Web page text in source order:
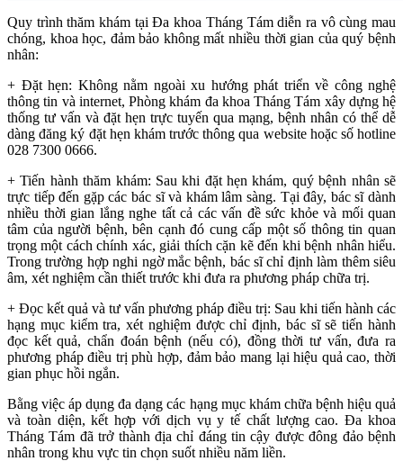
Quy trình thăm khám tại Đa khoa Tháng Tám diễn ra vô cùng mau
chóng, khoa học, đảm bảo không mất nhiều thời gian của quý bệnh
nhân:
+ Đặt hẹn: Không nằm ngoài xu hướng phát triển về công nghệ
thông tin và internet, Phòng khám đa khoa Tháng Tám xây dựng hệ
thống tư vấn và đặt hẹn trực tuyến qua mạng, bệnh nhân có thể dễ
dàng đăng ký đặt hẹn khám trước thông qua website hoặc số hotline
028 7300 0666.
+ Tiến hành thăm khám: Sau khi đặt hẹn khám, quý bệnh nhân sẽ
trực tiếp đến gặp các bác sĩ và khám lâm sàng. Tại đây, bác sĩ dành
nhiều thời gian lắng nghe tất cả các vấn đề sức khỏe và mối quan
tâm của người bệnh, bên cạnh đó cung cấp một số thông tin quan
trọng một cách chính xác, giải thích cặn kẽ đến khi bệnh nhân hiểu.
Trong trường hợp nghi ngờ mắc bệnh, bác sĩ chỉ định làm thêm siêu
âm, xét nghiệm cần thiết trước khi đưa ra phương pháp chữa trị.
+ Đọc kết quả và tư vấn phương pháp điều trị: Sau khi tiến hành các
hạng mục kiểm tra, xét nghiệm được chỉ định, bác sĩ sẽ tiến hành
đọc kết quả, chẩn đoán bệnh (nếu có), đồng thời tư vấn, đưa ra
phương pháp điều trị phù hợp, đảm bảo mang lại hiệu quả cao, thời
gian phục hồi ngắn.
Bằng việc áp dụng đa dạng các hạng mục khám chữa bệnh hiệu quả
và toàn diện, kết hợp với dịch vụ y tế chất lượng cao. Đa khoa
Tháng Tám đã trở thành địa chỉ đáng tin cậy được đông đảo bệnh
nhân trong khu vực tin chọn suốt nhiều năm liền.